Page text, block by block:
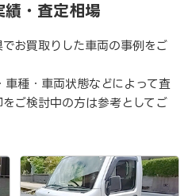
績・査定相場
お買取りした車両の事例をご
種・車両状態などによって査
ご検討中の方は参考としてご